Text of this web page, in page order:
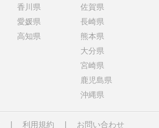
香川県
愛媛県
高知県
佐賀県
長崎県
熊本県
大分県
宮崎県
鹿児島県
沖縄県
利用規約 お問い合わせ